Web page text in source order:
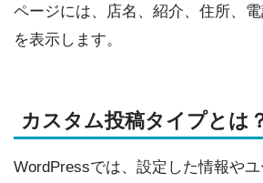
ページには、店名、紹介、住所、
を表示します。
カスタム投稿タイプとは
WordPressでは、設定した情報や